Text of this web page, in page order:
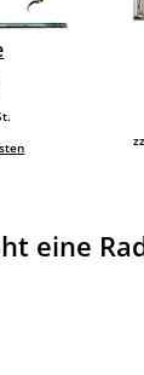
eine